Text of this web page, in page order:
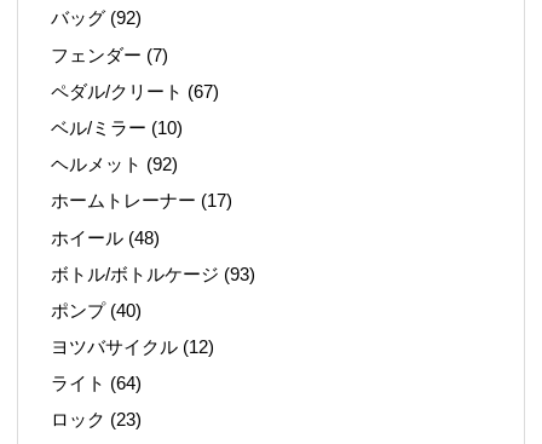
バッグ (92)
フェンダー (7)
ペダル/クリート (67)
ベル/ミラー (10)
ヘルメット (92)
ホームトレーナー (17)
ホイール (48)
ボトル/ボトルケージ (93)
ポンプ(40)
ヨツバサイクル (12)
ライト (64)
ロック (23)